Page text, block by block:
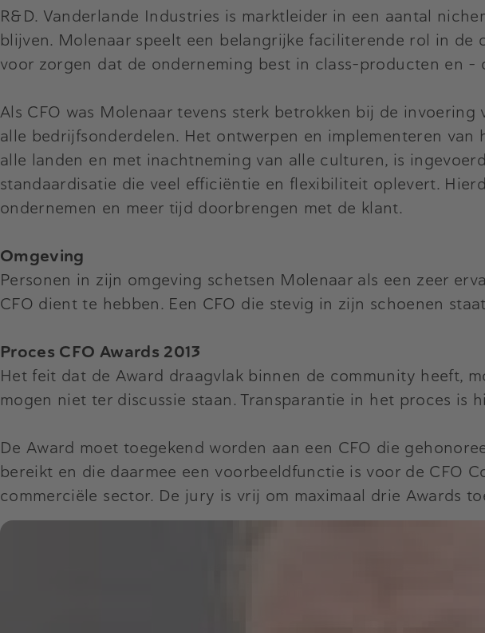
R&D. Vanderlande Industries is marktleider in een aantal
blijven. Molenaar speelt een belangrijke faciliterende rol in
voor zorgen dat de onderneming best in class-producten en –
Als CFO was Molenaar tevens sterk betrokken bij de
alle bedrijfsonderdelen. Het ontwerpen en implementeren
alle landen en met inachtneming van alle culturen, is
standaardisatie die veel efficiëntie en flexibiliteit oplevert.
ondernemen en meer tijd doorbrengen met de klant.
Omgeving
Personen in zijn omgeving schetsen Molenaar als een zeer
CFO dient te hebben. Een CFO die stevig in zijn schoenen
Proces CFO Awards 2013
Het feit dat de Award draagvlak binnen de community heeft,
mogen niet ter discussie staan. Transparantie in het proces is
De Award moet toegekend worden aan een CFO die
bereikt en die daarmee een voorbeeldfunctie is voor de CFO
commerciële sector. De jury is vrij om maximaal drie Awards